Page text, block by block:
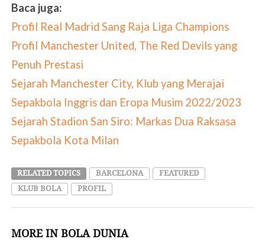
Baca juga:
Profil Real Madrid Sang Raja Liga Champions
Profil Manchester United, The Red Devils yang
Penuh Prestasi
Sejarah Manchester City, Klub yang Merajai
Sepakbola Inggris dan Eropa Musim 2022/2023
Sejarah Stadion San Siro: Markas Dua Raksasa
Sepakbola Kota Milan
RELATED TOPICS BARCELONA
FEATURED
KLUB BOLA
PROFIL
MORE IN BOLA DUNIA